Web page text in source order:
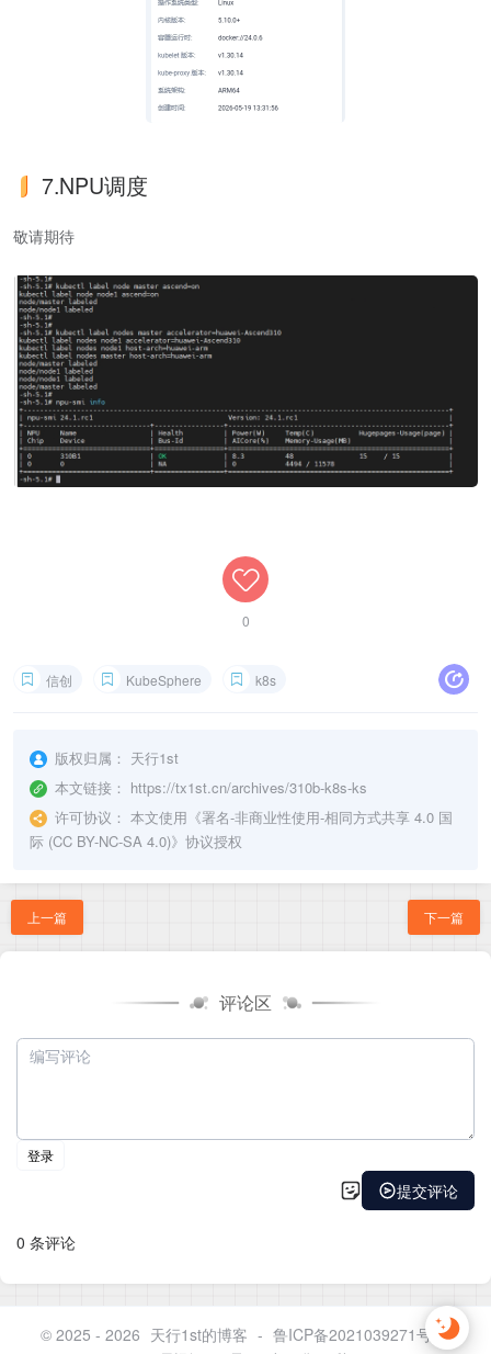
7.NPU调度
敬请期待
0
信创 KubeSphere k8s
版权归属： 天行1st
本文链接： https://tx1st.cn/archives/310b-k8s-ks
许可协议： 本文使用《署名-非商业性使用-相同方式共享 4.0 国
际 (CC BY-NC-SA 4.0)》协议授权
上一篇 下一篇
评论区
© 2025 - 2026 天行1st的博客 - 鲁ICP备2021039271号-4